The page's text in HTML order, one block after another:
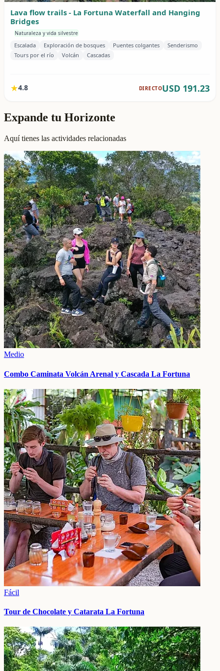
Expande tu Horizonte
Aquí tienes las actividades relacionadas
Medio
Combo Caminata Volcán Arenal y Cascada La Fortuna
Fácil
Tour de Chocolate y Catarata La Fortuna